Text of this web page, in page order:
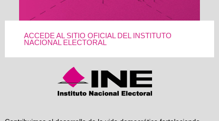
ACCEDE AL SITIO OFICIAL DEL INSTITUTO
NACIONAL ELECTORAL